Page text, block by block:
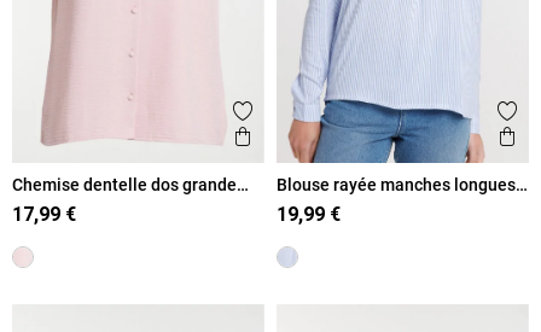
Ajouter aux favoris
Aperçu rapide
Chemise dentelle dos grande
taille femme
17,99 €
Blouse rayée manches longues
femme
19,99 €